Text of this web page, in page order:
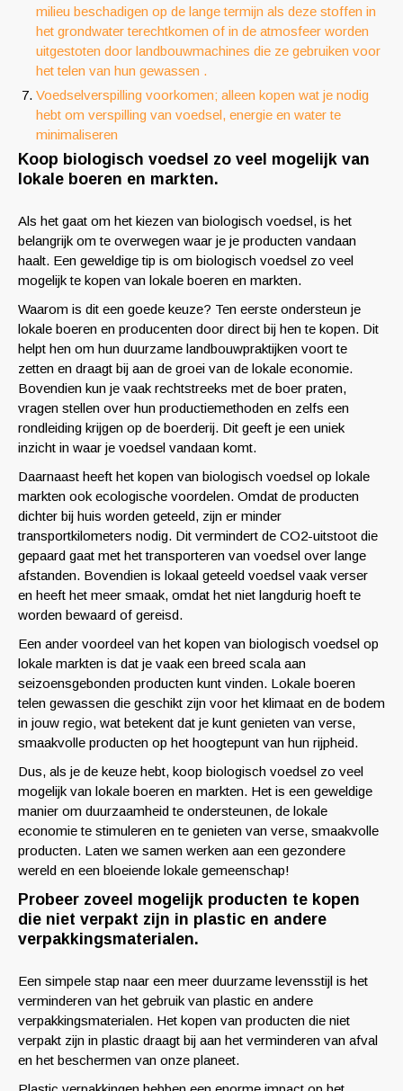
milieu beschadigen op de lange termijn als deze stoffen in
het grondwater terechtkomen of in de atmosfeer worden
uitgestoten door landbouwmachines die ze gebruiken voor
het telen van hun gewassen .
Voedselverspilling voorkomen; alleen kopen wat je nodig
hebt om verspilling van voedsel, energie en water te
minimaliseren
Koop biologisch voedsel zo veel mogelijk van
lokale boeren en markten.
Als het gaat om het kiezen van biologisch voedsel, is het
belangrijk om te overwegen waar je je producten vandaan
haalt. Een geweldige tip is om biologisch voedsel zo veel
mogelijk te kopen van lokale boeren en markten.
Waarom is dit een goede keuze? Ten eerste ondersteun je
lokale boeren en producenten door direct bij hen te kopen. Dit
helpt hen om hun duurzame landbouwpraktijken voort te
zetten en draagt bij aan de groei van de lokale economie.
Bovendien kun je vaak rechtstreeks met de boer praten,
vragen stellen over hun productiemethoden en zelfs een
rondleiding krijgen op de boerderij. Dit geeft je een uniek
inzicht in waar je voedsel vandaan komt.
Daarnaast heeft het kopen van biologisch voedsel op lokale
markten ook ecologische voordelen. Omdat de producten
dichter bij huis worden geteeld, zijn er minder
transportkilometers nodig. Dit vermindert de CO2-uitstoot die
gepaard gaat met het transporteren van voedsel over lange
afstanden. Bovendien is lokaal geteeld voedsel vaak verser
en heeft het meer smaak, omdat het niet langdurig hoeft te
worden bewaard of gereisd.
Een ander voordeel van het kopen van biologisch voedsel op
lokale markten is dat je vaak een breed scala aan
seizoensgebonden producten kunt vinden. Lokale boeren
telen gewassen die geschikt zijn voor het klimaat en de bodem
in jouw regio, wat betekent dat je kunt genieten van verse,
smaakvolle producten op het hoogtepunt van hun rijpheid.
Dus, als je de keuze hebt, koop biologisch voedsel zo veel
mogelijk van lokale boeren en markten. Het is een geweldige
manier om duurzaamheid te ondersteunen, de lokale
economie te stimuleren en te genieten van verse, smaakvolle
producten. Laten we samen werken aan een gezondere
wereld en een bloeiende lokale gemeenschap!
Probeer zoveel mogelijk producten te kopen
die niet verpakt zijn in plastic en andere
verpakkingsmaterialen.
Een simpele stap naar een meer duurzame levensstijl is het
verminderen van het gebruik van plastic en andere
verpakkingsmaterialen. Het kopen van producten die niet
verpakt zijn in plastic draagt bij aan het verminderen van afval
en het beschermen van onze planeet.